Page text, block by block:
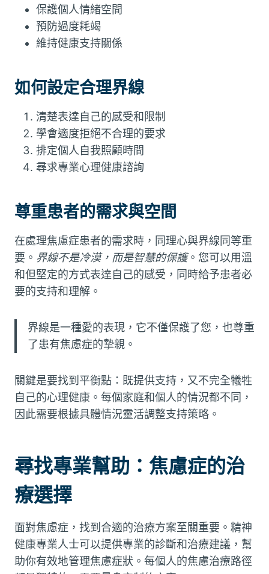
保護個人情緒空間
預防過度耗竭
維持健康支持關係
如何設定合理界線
清楚表達自己的感受和限制
學會適度拒絕不合理的要求
排定個人自我照顧時間
尋求專業心理健康諮詢
尊重患者的需求與空間
在處理焦慮症患者的需求時，同理心與界線同等重
要。 界線不是冷漠，而是智慧的保護。您可以用溫
和但堅定的方式表達自己的感受，同時給予患者必
要的支持和理解。
界線是一種愛的表現，它不僅保護了您，也尊重
了患有焦慮症的摯親。
關鍵是要找到平衡點：既提供支持，又不完全犧牲
自己的心理健康。每個家庭和個人的情況都不同，
因此需要根據具體情況靈活調整支持策略。
尋找專業幫助：焦慮症的治
療選擇
面對焦慮症，找到合適的治療方案至關重要。精神
健康專業人士可以提供專業的診斷和治療建議，幫
助你有效地管理焦慮症狀。每個人的焦慮治療路徑